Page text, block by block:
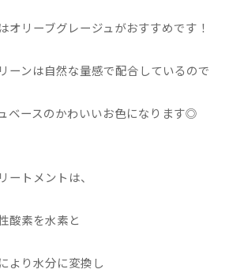
オリーブグレージュがおすすめです！
ーンは自然な量感で配合しているので
ベースのかわいいお色になります◎
ートメントは、
酸素を水素と
より水分に変換し